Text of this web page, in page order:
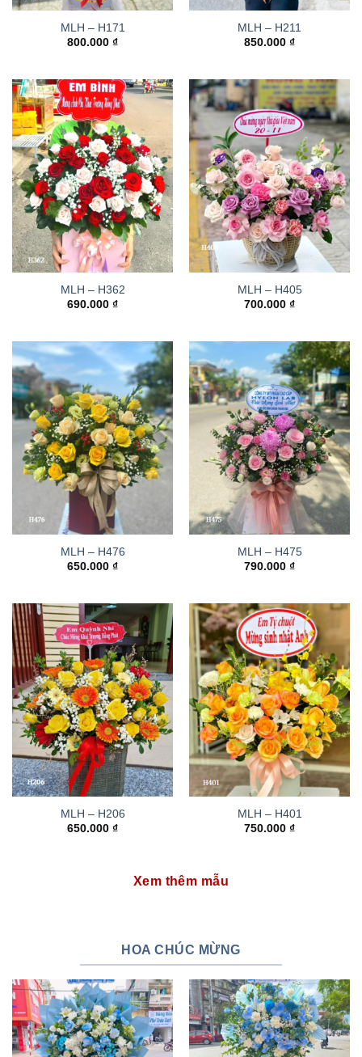
MLH – H171
800.000 ₫
MLH – H211
850.000 ₫
MLH – H362
690.000 ₫
MLH – H405
700.000 ₫
MLH – H476
650.000 ₫
MLH – H475
790.000 ₫
MLH – H206
650.000 ₫
MLH – H401
750.000 ₫
Xem thêm mẫu
HOA CHÚC MỪNG